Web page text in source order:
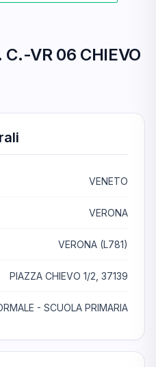
C.-VR 06 CHIEVO
VENETO
VERONA
VERONA (L781)
PIAZZA CHIEVO 1/2, 37139
- SCUOLA PRIMARIA